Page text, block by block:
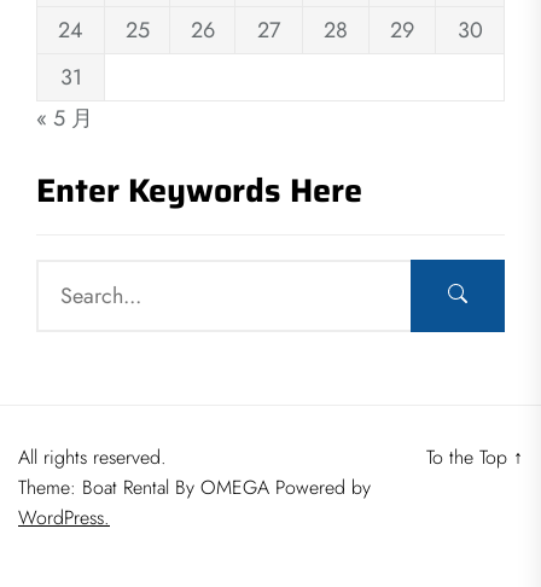
24
25 26 27 28 29
30
31
« 5 月
Enter Keywords Here
All rights reserved.
Theme: Boat Rental By OMEGA Powered by
WordPress.
To the Top ↑